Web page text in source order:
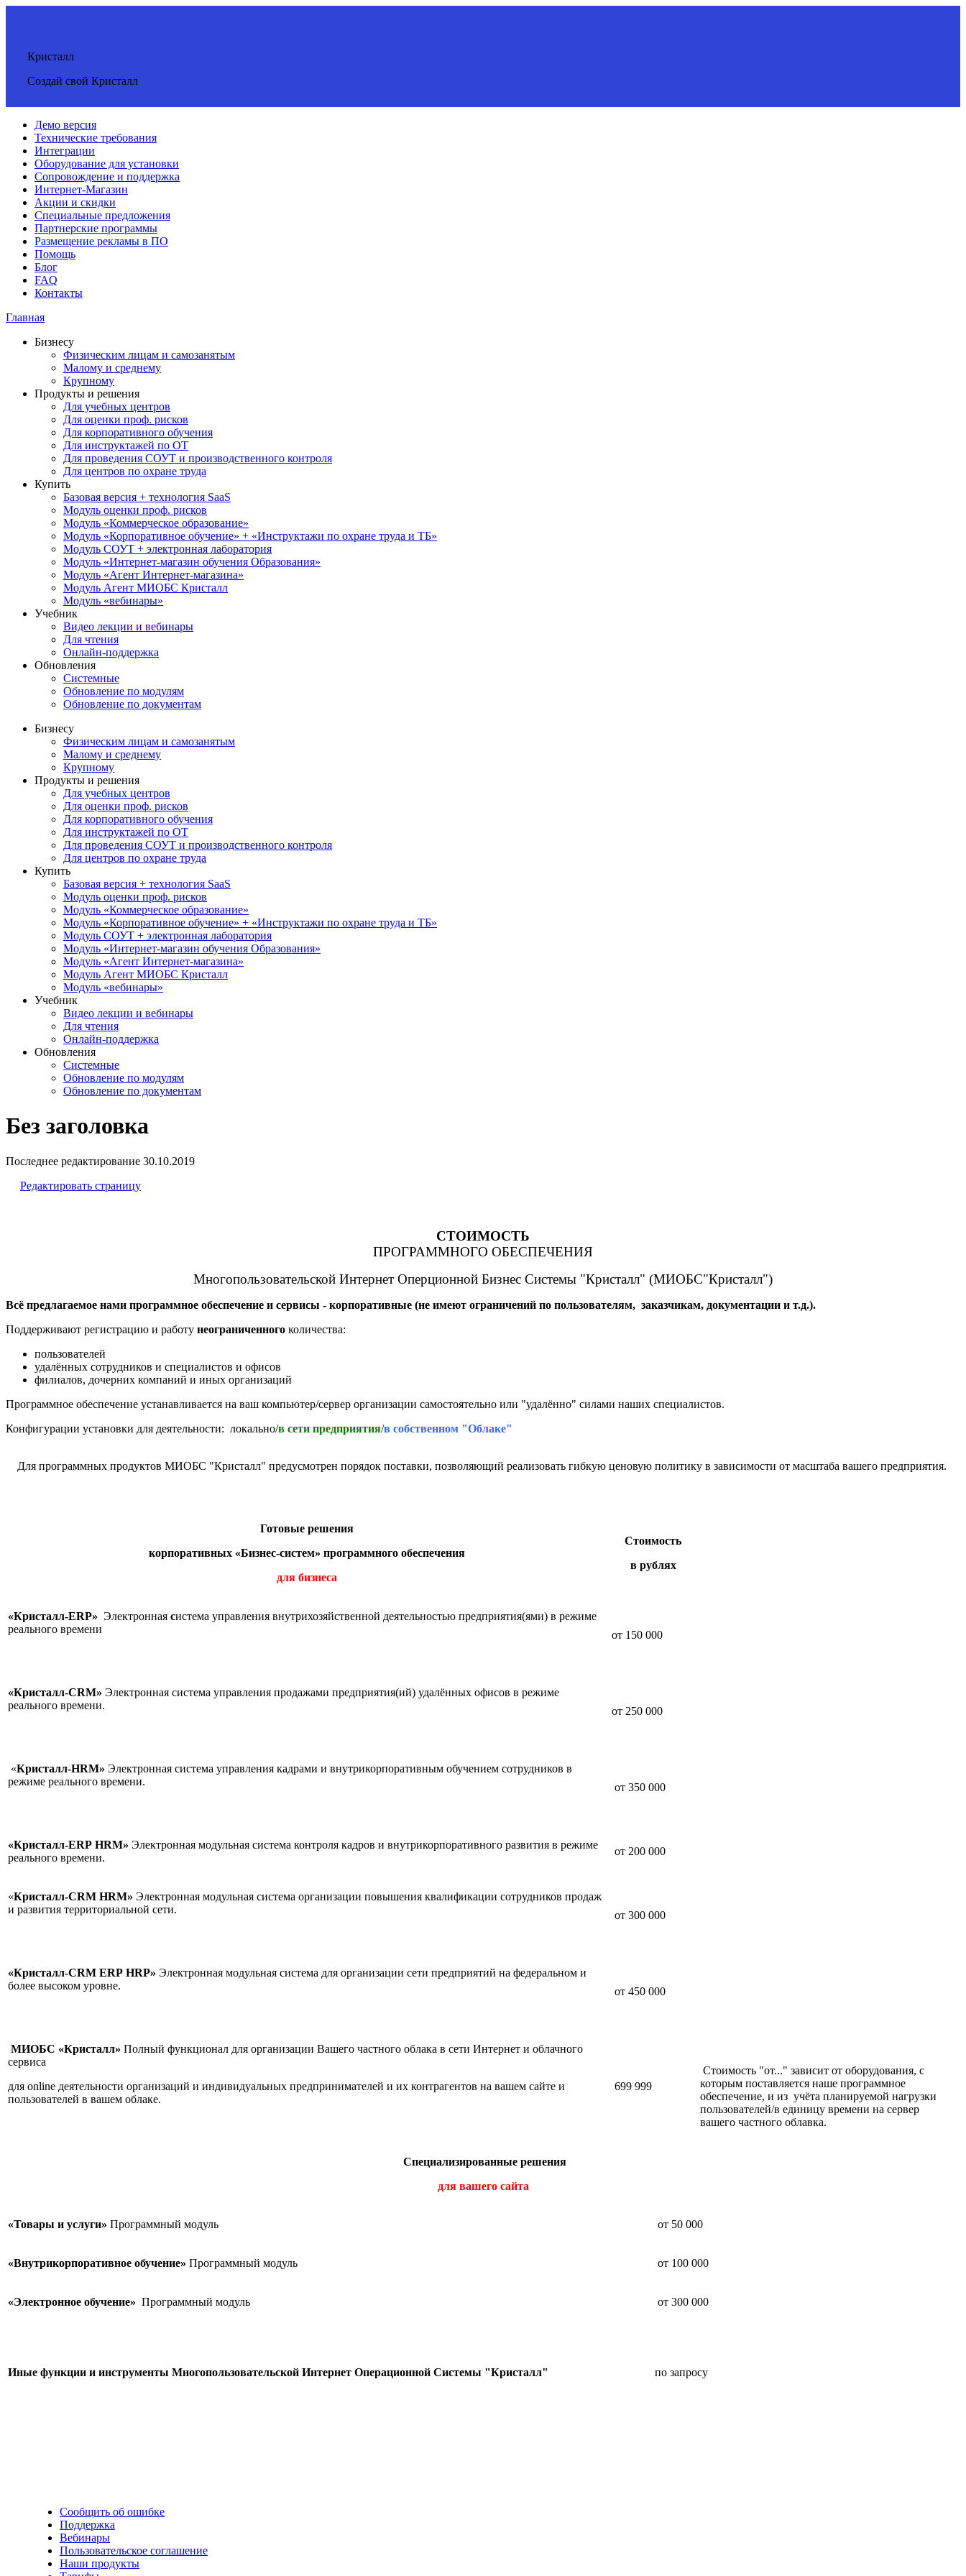
Кристалл
Создай свой Кристалл
Демо версия
Технические требования
Интеграции
Оборудование для установки
Сопровождение и поддержка
Интернет-Магазин
Акции и скидки
Специальные предложения
Партнерские программы
Размещение рекламы в ПО
Помощь
Блог
FAQ
Контакты
Главная
Бизнесу
Физическим лицам и самозанятым
Малому и среднему
Крупному
Продукты и решения
Для учебных центров
Для оценки проф. рисков
Для корпоративного обучения
Для инструктажей по ОТ
Для проведения СОУТ и производственного контроля
Для центров по охране труда
Купить
Базовая версия + технология SaaS
Модуль оценки проф. рисков
Модуль «Коммерческое образование»
Модуль «Корпоративное обучение» + «Инструктажи по охране труда и ТБ»
Модуль СОУТ + электронная лаборатория
Модуль «Интернет-магазин обучения Образования»
Модуль «Агент Интернет-магазина»
Модуль Агент МИОБС Кристалл
Модуль «вебинары»
Учебник
Видео лекции и вебинары
Для чтения
Онлайн-поддержка
Обновления
Системные
Обновление по модулям
Обновление по документам
Бизнесу
Физическим лицам и самозанятым
Малому и среднему
Крупному
Продукты и решения
Для учебных центров
Для оценки проф. рисков
Для корпоративного обучения
Для инструктажей по ОТ
Для проведения СОУТ и производственного контроля
Для центров по охране труда
Купить
Базовая версия + технология SaaS
Модуль оценки проф. рисков
Модуль «Коммерческое образование»
Модуль «Корпоративное обучение» + «Инструктажи по охране труда и ТБ»
Модуль СОУТ + электронная лаборатория
Модуль «Интернет-магазин обучения Образования»
Модуль «Агент Интернет-магазина»
Модуль Агент МИОБС Кристалл
Модуль «вебинары»
Учебник
Видео лекции и вебинары
Для чтения
Онлайн-поддержка
Обновления
Системные
Обновление по модулям
Обновление по документам
Без заголовка
Последнее редактирование 30.10.2019
Редактировать страницу
СТОИМОСТЬ
ПРОГРАММНОГО ОБЕСПЕЧЕНИЯ
Многопользовательской Интернет Оперционной Бизнес Системы "Кристалл" (МИОБС"Кристалл")
Всё предлагаемое нами программное обеспечение и сервисы - корпоративные (не имеют ограничений по пользователям, заказчикам, документации и т.д.).
Поддерживают регистрацию и работу неограниченного количества:
пользователей
удалённых сотрудников и специалистов и офисов
филиалов, дочерних компаний и иных организаций
Программное обеспечение устанавливается на ваш компьютер/сервер организации самостоятельно или "удалённо" силами наших специалистов.
Конфигурации установки для деятельности: локально/в сети предприятия/в собственном "Облаке"
Для программных продуктов МИОБС "Кристалл" предусмотрен порядок поставки, позволяющий реализовать гибкую ценовую политику в зависимости от масштаба вашего предприятия.
Готовые решения
корпоративных «Бизнес-систем» программного обеспечения
для бизнеса
Стоимость
в рублях
«Кристалл-ERP» Электронная система управления внутрихозяйственной деятельностью предприятия(ями) в режиме
реального времени
от 150 000
«Кристалл-CRM» Электронная система управления продажами предприятия(ий) удалённых офисов в режиме
реального времени.
от 250 000
«Кристалл-HRM» Электронная система управления кадрами и внутрикорпоративным обучением сотрудников в
режиме реального времени.
от 350 000
«Кристалл-ERP HRM» Электронная модульная система контроля кадров и внутрикорпоративного развития в режиме
реального времени.
от 200 000
«Кристалл-CRM HRM» Электронная модульная система организации повышения квалификации сотрудников продаж
и развития территориальной сети.
от 300 000
«Кристалл-CRM ERP HRP» Электронная модульная система для организации сети предприятий на федеральном и
более высоком уровне.
от 450 000
МИОБС «Кристалл» Полный функционал для организации Вашего частного облака в сети Интернет и облачного
сервиса
для online деятельности организаций и индивидуальных предпринимателей и их контрагентов на вашем сайте и
пользователей в вашем облаке.
699 999
Стоимость "от..." зависит от оборудования, с
которым поставляется наше программное
обеспечение, и из учёта планируемой нагрузки
пользователей/в единицу времени на сервер
вашего частного облавка.
Специализированные решения
для вашего сайта
«Товары и услуги» Программный модуль от 50 000
«Внутрикорпоративное обучение» Программный модуль от 100 000
«Электронное обучение» Программный модуль от 300 000
Иные функции и инструменты Многопользовательской Интернет Операционной Системы "Кристалл" по запросу
Сообщить об ошибке
Поддержка
Вебинары
Пользовательское соглашение
Наши продукты